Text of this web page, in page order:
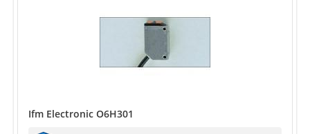
Ifm Electronic O6H301